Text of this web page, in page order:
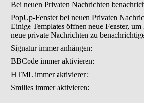
Bei neuen Privaten Nachrichten
PopUp-Fenster bei neuen Privaten
Einige Templates öffnen neue Fenster,
neue private Nachrichten zu
Signatur immer anhängen:
BBCode immer aktivieren:
HTML immer aktivieren:
Smilies immer aktivieren: